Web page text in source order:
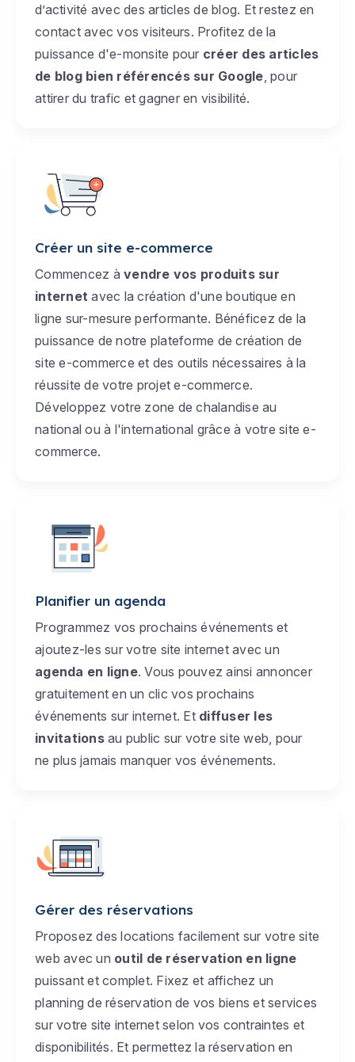
d’activité avec des articles de blog. Et restez en
contact avec vos visiteurs. Profitez de la
puissance d'e-monsite pour créer des articles
de blog bien référencés sur Google , pour
attirer du trafic et gagner en visibilité.
Créer un site e-commerce
Commencez à vendre vos produits sur
internet avec la création d'une boutique en
ligne sur-mesure performante. Bénéficez de la
puissance de notre plateforme de création de
site e-commerce et des outils nécessaires à la
réussite de votre projet e-commerce.
Développez votre zone de chalandise au
national ou à l'international grâce à votre site e-
commerce.
Planifier un agenda
Programmez vos prochains événements et
ajoutez-les sur votre site internet avec un
agenda en ligne. Vous pouvez ainsi annoncer
gratuitement en un clic vos prochains
événements sur internet. Et diffuser les
invitationsau public sur votre site web, pour
ne plus jamais manquer vos événements.
Gérer des réservations
Proposez des locations facilement sur votre site
web avec un outil de réservation en ligne
puissant et complet. Fixez et affichez un
planning de réservation de vos biens et services
sur votre site internet selon vos contraintes et
disponibilités. Et permettez la réservation en